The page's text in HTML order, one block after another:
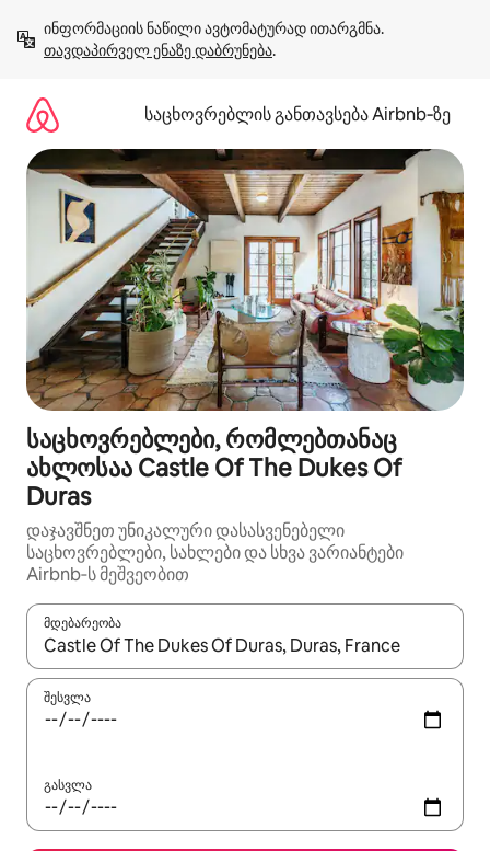
გადასვლა
თავდაპირველ ენაზე დაბრუნება.
საცხოვრებლის განთავსება Airbnb‑ზე
საცხოვრებლები, რომლებთანაც
ახლოსაა Castle Of The Dukes Of
Duras
დაჯავშნეთ უნიკალური დასასვენებელი
საცხოვრებლები, სახლები და სხვა ვარიანტები
Airbnb‑ს მეშვეობით
მდებარეობა
როცა შედეგები ხელმისაწვდომი გახდება, ნავიგაციისთვის
შესვლა
გასვლა